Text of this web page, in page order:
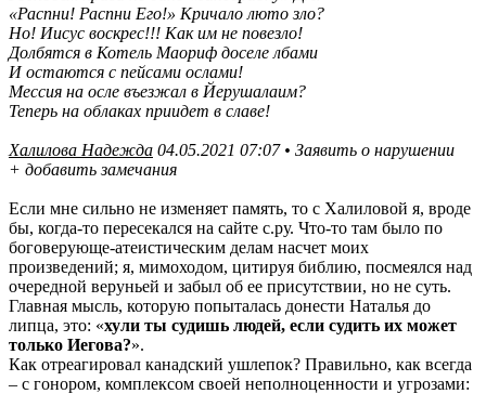
«Распни! Распни Его!» Кричало люто зло?
Но! Иисус воскрес!!! Как им не повезло!
Долбятся в Котель Маориф доселе лбами
И остаются с пейсами ослами!
Мессия на осле въезжал в Йерушалаим?
Теперь на облаках приидет в славе!
Халилова Надежда 04.05.2021 07:07 • Заявить о нарушении
+ добавить замечания
Если мне сильно не изменяет память, то с Халиловой я, вроде
бы, когда-то пересекался на сайте с.ру. Что-то там было по
боговерующе-атеистическим делам насчет моих
произведений; я, мимоходом, цитируя библию, посмеялся над
очередной веруньей и забыл об ее присутствии, но не суть.
Главная мысль, которую попыталась донести Наталья до
липца, это: «хули ты судишь людей, если судить их может
только Иегова?».
Как отреагировал канадский ушлепок? Правильно, как всегда
– с гонором, комплексом своей неполноценности и угрозами: